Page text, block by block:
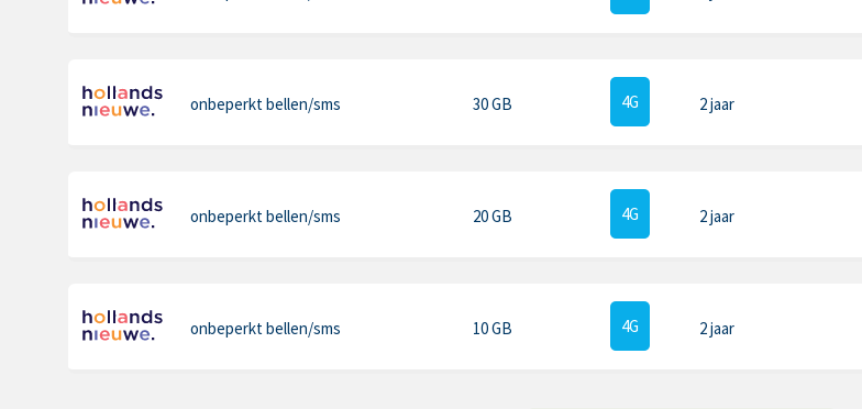
onbeperkt bellen/sms 30 GB 4G 2 jaar
onbeperkt bellen/sms 20 GB 4G 2 jaar
onbeperkt bellen/sms 10 GB 4G 2 jaar